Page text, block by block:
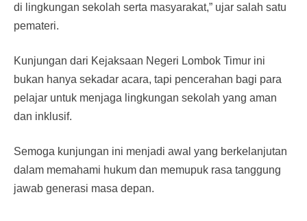
di lingkungan sekolah serta masyarakat,” ujar salah satu
pemateri.
Kunjungan dari Kejaksaan Negeri Lombok Timur ini
bukan hanya sekadar acara, tapi pencerahan bagi para
pelajar untuk menjaga lingkungan sekolah yang aman
dan inklusif.
Semoga kunjungan ini menjadi awal yang berkelanjutan
dalam memahami hukum dan memupuk rasa tanggung
jawab generasi masa depan.